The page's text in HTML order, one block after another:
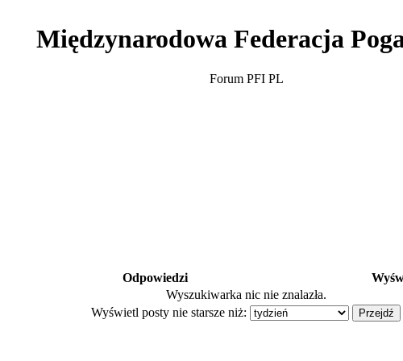
Międzynarodowa Federacja
Forum PFI PL
Odpowiedzi
Wyszukiwarka nic nie znalazła.
Wyświetl posty nie starsze niż: